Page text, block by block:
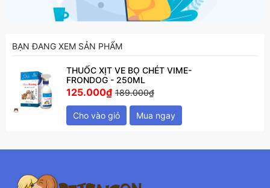
BẠN ĐANG XEM SẢN PHẨM
THUỐC XỊT VE BỌ CHÉT VIME-
FRONDOG - 250ML
125.000₫ 189.000₫
Cho vào giỏ Mua ngay